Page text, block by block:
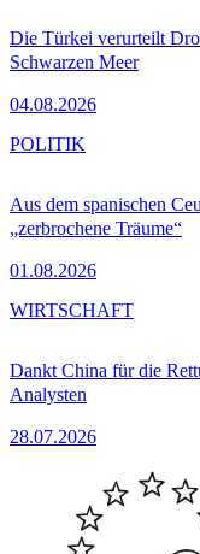
Die Türkei verurteilt
Schwarzen Meer
04.08.2026
Aus dem spanischen
„zerbrochene Träume“
01.08.2026
POLITIK
Dankt China für die
Analysten
28.07.2026
WIRTSCHAFT